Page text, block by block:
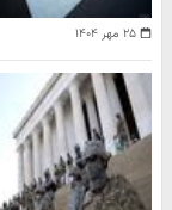
۲۵ مهر ۱۴۰۴